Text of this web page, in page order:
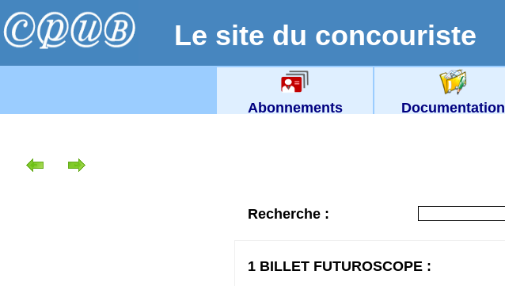
Le site du concouriste
Abonnements Documentation
Recherche :
1 BILLET FUTUROSCOPE :